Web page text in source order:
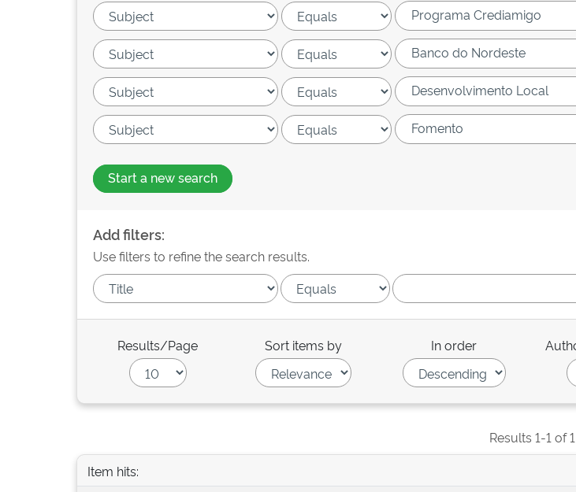
Start a new search
Add filters:
Use filters to refine the search results.
Results/Page Sort items by In order
Results 1-1 of
Item hits: